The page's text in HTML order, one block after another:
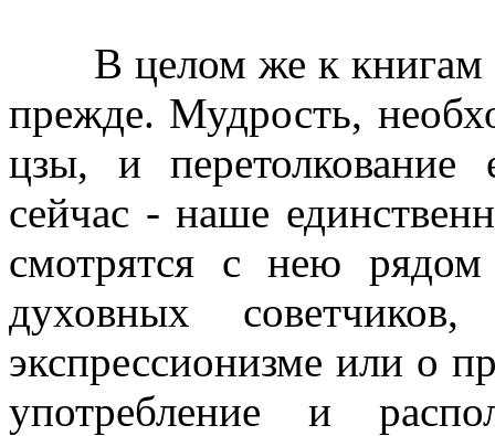
В целом же к книгам
прежде. Мудрость,
цзы, и
сейчас - наше
смотрятся с нею
духовных
экспрессионизме или о
употребление и